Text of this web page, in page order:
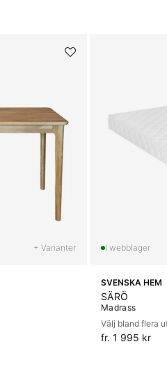
+ Varianter
SVENSKA HEM
SÄRÖ
Madrass
Välj bland flera
fr. 1 995 kr